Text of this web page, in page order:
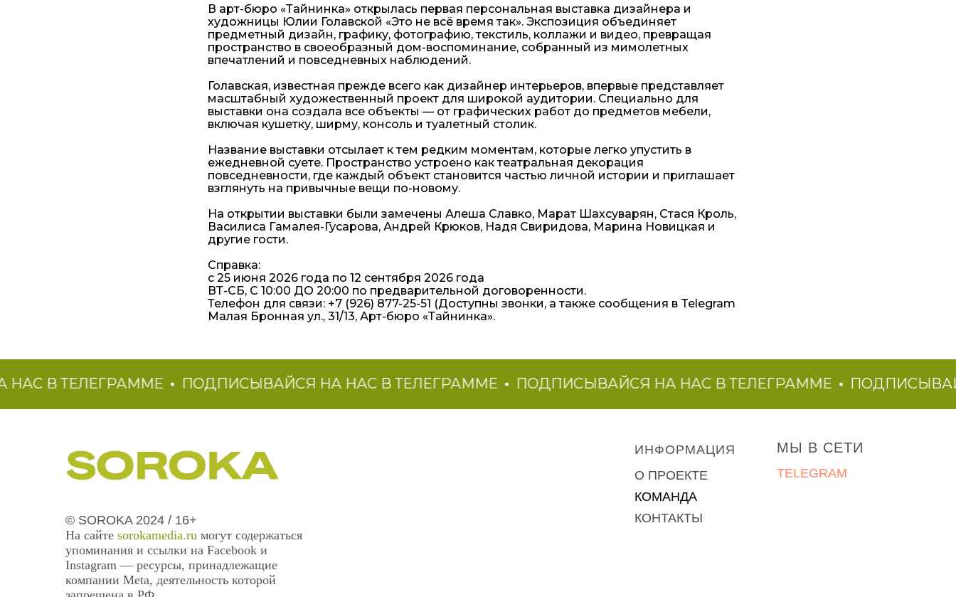
В арт-бюро «Тайнинка» открылась первая персональная выставка дизайнера и
художницы Юлии Голавской «Это не всё время так». Экспозиция объединяет
предметный дизайн, графику, фотографию, текстиль, коллажи и видео, превращая
пространство в своеобразный дом-воспоминание, собранный из мимолетных
впечатлений и повседневных наблюдений.
Голавская, известная прежде всего как дизайнер интерьеров, впервые представляет
масштабный художественный проект для широкой аудитории. Специально для
выставки она создала все объекты — от графических работ до предметов мебели,
включая кушетку, ширму, консоль и туалетный столик.
Название выставки отсылает к тем редким моментам, которые легко упустить в
ежедневной суете. Пространство устроено как театральная декорация
повседневности, где каждый объект становится частью личной истории и приглашает
взглянуть на привычные вещи по-новому.
На открытии выставки были замечены Алеша Славко, Марат Шахсуварян, Стася Кроль,
Василиса Гамалея-Гусарова, Андрей Крюков, Надя Свиридова, Марина Новицкая и
другие гости.
Справка:
с 25 июня 2026 года по 12 сентября 2026 года
ВТ-СБ, С 10:00 ДО 20:00 по предварительной договоренности.
Телефон для связи: +7 (926) 877-25-51 (Доступны звонки, а также сообщения в Telegram
Малая Бронная ул., 31/13, Арт-бюро «Тайнинка».
В ТЕЛЕГРАММЕ ПОДПИСЫВАЙСЯ НА НАС В ТЕЛЕГРАММЕ ПОДПИСЫВАЙСЯ НА НАС В ТЕЛЕГРАММЕ ПОДПИСЫВАЙСЯ
© SOROKA 2024 / 16+
На сайте sorokamedia.ru могут содержаться
упоминания и ссылки на Facebook и
Instagram — ресурсы, принадлежащие
компании Meta, деятельность которой
ИНФОРМАЦИЯ
О ПРОЕКТЕ
КОМАНДА
КОНТАКТЫ
МЫ В СЕТИ
TELEGRAM